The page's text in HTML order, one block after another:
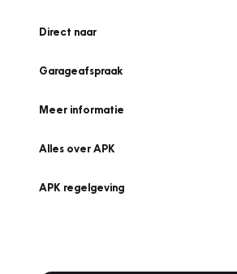
Direct naar
Garageafspraak
Meer informatie
Alles over APK
APK regelgeving